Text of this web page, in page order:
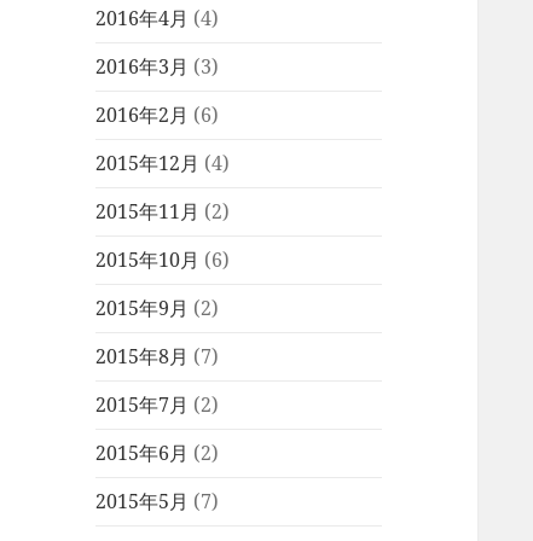
2016年4月 (4)
2016年3月 (3)
2016年2月 (6)
2015年12月 (4)
2015年11月 (2)
2015年10月 (6)
2015年9月 (2)
2015年8月 (7)
2015年7月 (2)
2015年6月 (2)
2015年5月 (7)